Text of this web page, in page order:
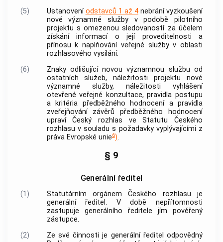
(5)
Ustanoveníodstavců 1 až 4nebrání vyzkoušení
nové významné službyv podobě pilotního
projektu s omezenou sledovaností za účelem
získání informací o její proveditelnosti a
přínosu k naplňování veřejné služby v oblasti
rozhlasového vysílání.
(6)
Znaky odlišujícínovou významnou službu od
ostatních služeb, náležitosti projektu nové
významné služby, náležitosti vyhlášení
otevřené veřejné konzultace, pravidla postupu
a kritéria předběžného hodnocení a pravidla
zveřejňování závěrů předběžného hodnocení
upraví Český rozhlas ve Statutu Českého
rozhlasu v souladu s požadavky vyplývajícími z
práva Evropské unie6).
§ 9
Generální ředitel
(1)
Statutárním orgánem Českého rozhlasu je
generální ředitel. V době nepřítomnosti
zastupuje generálního ředitele jím pověřený
zástupce.
(2)
Ze své činnosti je generální ředitel odpovědný